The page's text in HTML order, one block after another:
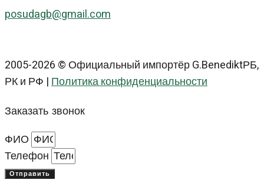
posudagb@gmail.com
2005-2026 © Официальный импортёр G.BenediktРБ,
РК и РФ |Политика конфиденциальности
Заказать звонок
ФИО
Телефон
Отправить